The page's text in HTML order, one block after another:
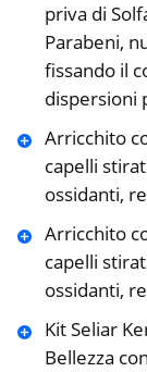
priva di
Parabeni,
fissando il
dispersioni
Arricchito
capelli
ossidanti,
Arricchito
capelli
ossidanti,
Kit Seliar
Bellezza